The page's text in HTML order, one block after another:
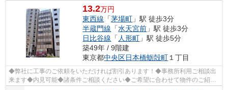
13.2万円
東西線 「茅場町 」駅 徒歩3分
半蔵門線 「水天宮前 」駅 徒歩3分
日比谷線 「 人形町 」駅 徒歩5分
築49年 / 9階建
東京都中央区日本橋蛎殻町１丁目
◆弊社に工事のご依頼をいただければ割引あります！◆事務所利用ご相談出
来ます◆内見可能◆諸条件ご相談ください◆ご希望に合わせて物件のご紹介